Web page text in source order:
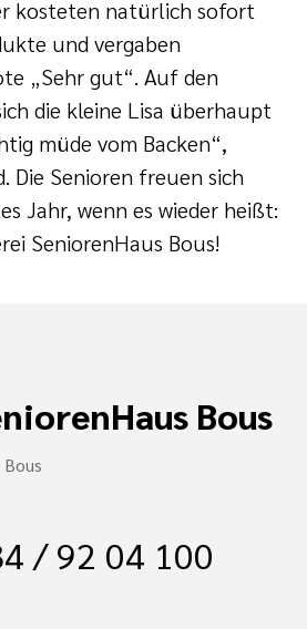
kosteten natürlich sofort
und vergaben
„Sehr gut“. Auf den
die kleine Lisa überhaupt
müde vom Backen“,
Die Senioren freuen sich
Jahr, wenn es wieder heißt:
SeniorenHaus Bous!
Bous
/ 92 04 100